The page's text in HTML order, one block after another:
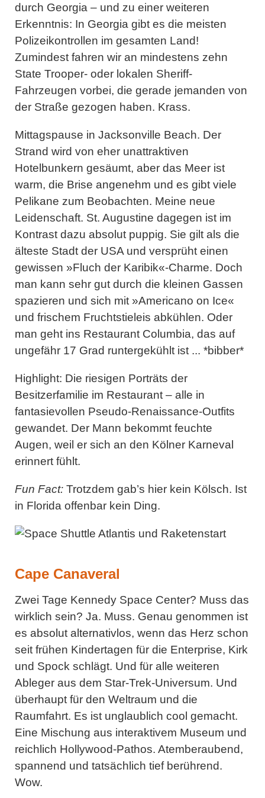
durch Georgia – und zu einer weiteren
Erkenntnis: In Georgia gibt es die meisten
Polizeikontrollen im gesamten Land!
Zumindest fahren wir an mindestens zehn
State Trooper- oder lokalen Sheriff-
Fahrzeugen vorbei, die gerade jemanden von
der Straße gezogen haben. Krass.
Mittagspause in Jacksonville Beach. Der
Strand wird von eher unattraktiven
Hotelbunkern gesäumt, aber das Meer ist
warm, die Brise angenehm und es gibt viele
Pelikane zum Beobachten. Meine neue
Leidenschaft. St. Augustine dagegen ist im
Kontrast dazu absolut puppig. Sie gilt als die
älteste Stadt der USA und versprüht einen
gewissen »Fluch der Karibik«-Charme. Doch
man kann sehr gut durch die kleinen Gassen
spazieren und sich mit »Americano on Ice«
und frischem Fruchtstieleis abkühlen. Oder
man geht ins Restaurant Columbia, das auf
ungefähr 17 Grad runtergekühlt ist ... *bibber*
Highlight: Die riesigen Porträts der
Besitzerfamilie im Restaurant – alle in
fantasievollen Pseudo-Renaissance-Outfits
gewandet. Der Mann bekommt feuchte
Augen, weil er sich an den Kölner Karneval
erinnert fühlt.
Fun Fact: Trotzdem gab’s hier kein Kölsch. Ist
in Florida offenbar kein Ding.
Cape Canaveral
Zwei Tage Kennedy Space Center? Muss das
wirklich sein? Ja. Muss. Genau genommen ist
es absolut alternativlos, wenn das Herz schon
seit frühen Kindertagen für die Enterprise, Kirk
und Spock schlägt. Und für alle weiteren
Ableger aus dem Star-Trek-Universum. Und
überhaupt für den Weltraum und die
Raumfahrt. Es ist unglaublich cool gemacht.
Eine Mischung aus interaktivem Museum und
reichlich Hollywood-Pathos. Atemberaubend,
spannend und tatsächlich tief berührend.
Wow.